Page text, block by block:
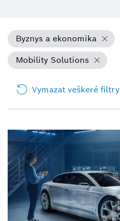
Byznys a ekonomika
Mobility Solutions
Vymazat veškeré filtry